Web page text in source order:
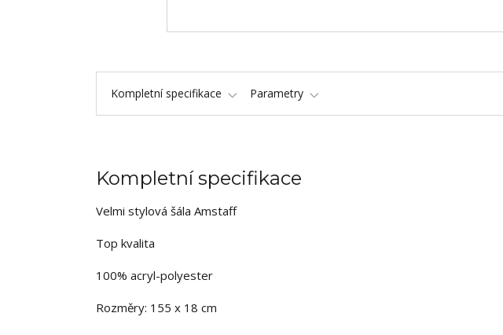
Kompletní specifikace Parametry
Kompletní specifikace
Velmi stylová šála Amstaff
Top kvalita
100% acryl-polyester
Rozměry: 155 x 18 cm